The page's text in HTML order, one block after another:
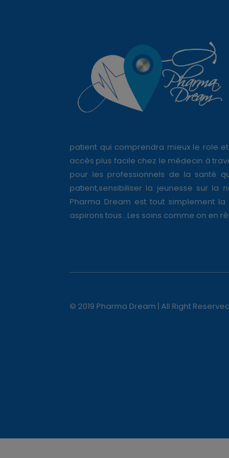
patient qui comprendra mieux le role
accès plus facile chez le médecin à
pour les professionnels de la santé
patient,sensibiliser la jeunesse sur la
Pharma Dream est tout simplement
aspirons tous...Les soins comme on en
© 2019 Pharma Dream | All Right Reserved